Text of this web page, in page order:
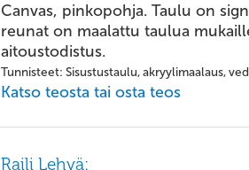
Canvas, pinkopohja. Taulu on
reunat on maalattu taulua
aitoustodistus.
Tunnisteet: Sisustustaulu, akryylimaalaus,
Katso teosta tai osta teos
Raili Lehvä: